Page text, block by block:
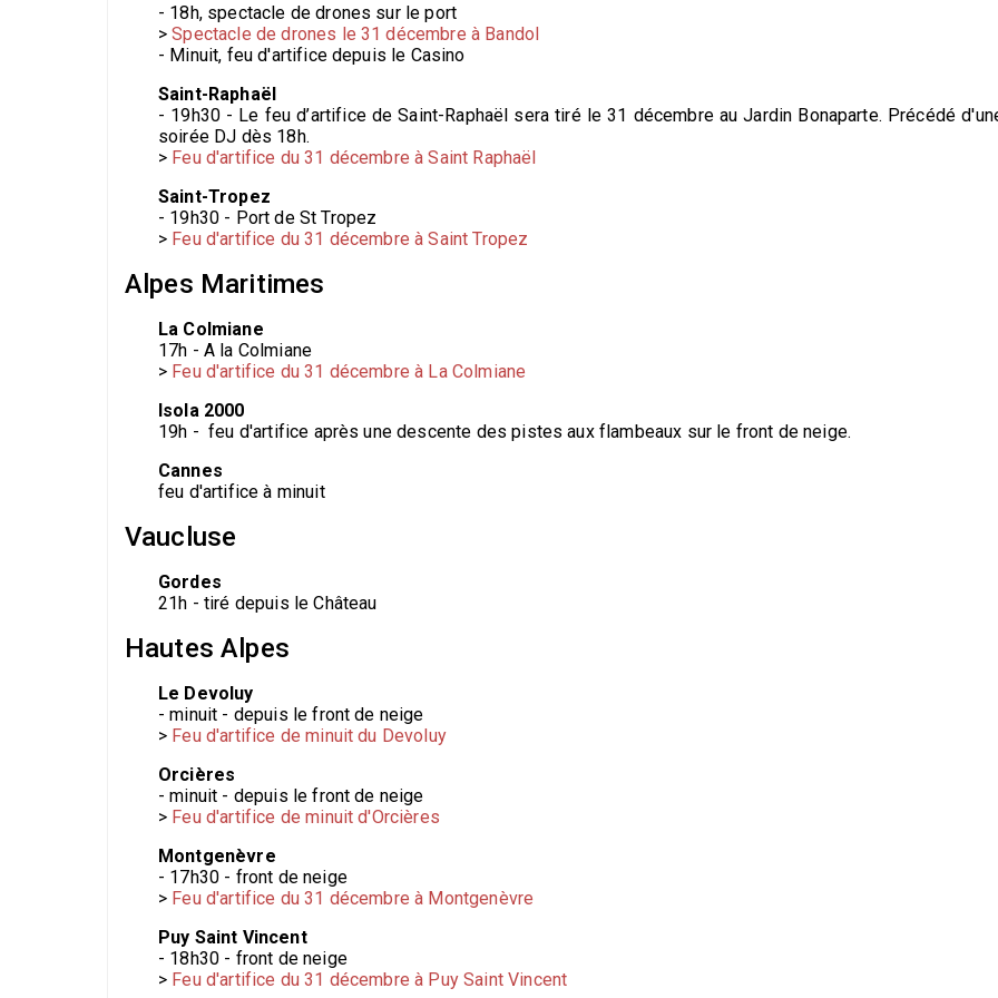
- 18h, spectacle de drones sur le port
>Spectacle de drones le 31 décembre à Bandol
- Minuit, feu d'artifice depuis le Casino
Saint-Raphaël
- 19h30 - Le feu d’artifice de Saint-Raphaël sera tiré le 31 décembre au Jardin Bonaparte. Précédé
soirée DJ dès 18h.
> Feu d'artifice du 31 décembre à Saint Raphaël
Saint-Tropez
- 19h30 - Port de St Tropez
> Feu d'artifice du 31 décembre à Saint Tropez
Alpes Maritimes
La Colmiane
17h - A la Colmiane
> Feu d'artifice du 31 décembre à La Colmiane
Isola 2000
19h - feu d'artifice après une descente des pistes aux flambeaux sur le front de neige.
Cannes
feu d'artifice à minuit
Vaucluse
Gordes
21h - tiré depuis le Château
Hautes Alpes
Le Devoluy
- minuit - depuis le front de neige
> Feu d'artifice de minuit du Devoluy
Orcières
- minuit - depuis le front de neige
> Feu d'artifice de minuit d'Orcières
Montgenèvre
- 17h30 - front de neige
> Feu d'artifice du 31 décembre à Montgenèvre
Puy Saint Vincent
- 18h30 - front de neige
> Feu d'artifice du 31 décembre à Puy Saint Vincent